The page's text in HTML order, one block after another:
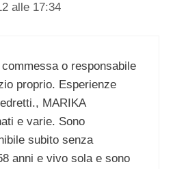
alle 17:34
o responsabile
proprio. Esperienze
MARIKA
e varie. Sono
subito senza
anni e vivo sola e sono